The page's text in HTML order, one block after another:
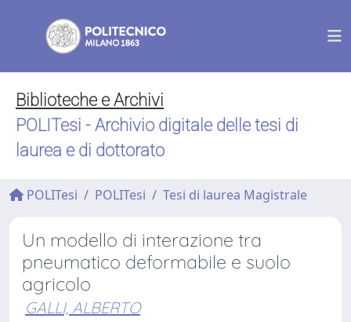
Biblioteche e Archivi
POLITesi - Archivio digitale delle tesi di
laurea e di dottorato
POLITesi POLITesi Tesi di laurea Magistrale
Un modello di interazione tra
pneumatico deformabile e suolo
agricolo
GALLI, ALBERTO